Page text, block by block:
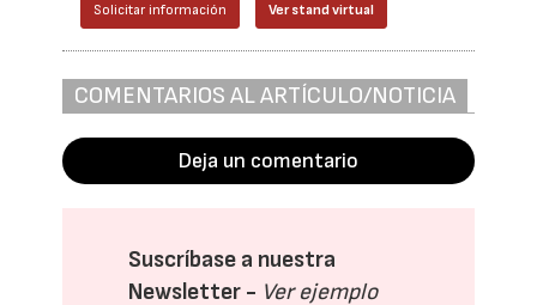
Solicitar información Ver stand virtual
COMENTARIOS AL ARTÍCULO/NOTICIA
Deja un comentario
Suscríbase a nuestra
Newsletter - Ver ejemplo